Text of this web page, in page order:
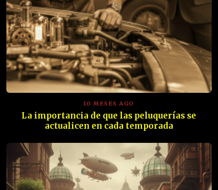
10 MESES AGO
La importancia de que las peluquerías se
actualicen en cada temporada